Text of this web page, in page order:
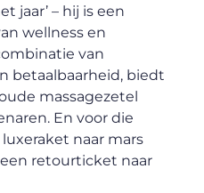
jaar’ – hij is een
wellness en
van
betaalbaarheid, biedt
massagezetel
En voor die
naar mars
retourticket naar